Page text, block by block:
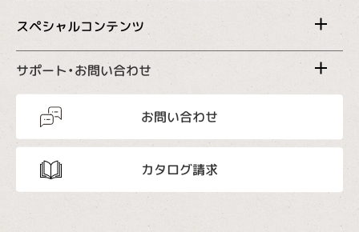
スペシャルコンテンツ
サポート・お問い合わせ
お問い合わせ
カタログ請求